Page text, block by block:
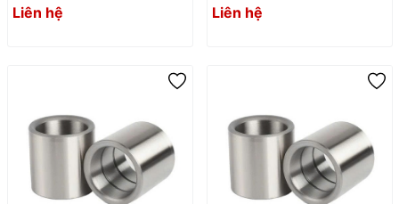
Liên hệ Liên hệ